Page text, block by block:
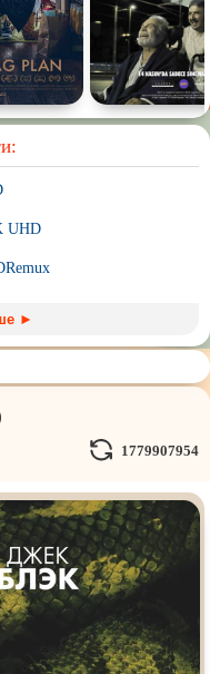
Для взрослых
UHD
(трэш) movies
и Демоны
на
реальных
Гоблина
►
1779907954